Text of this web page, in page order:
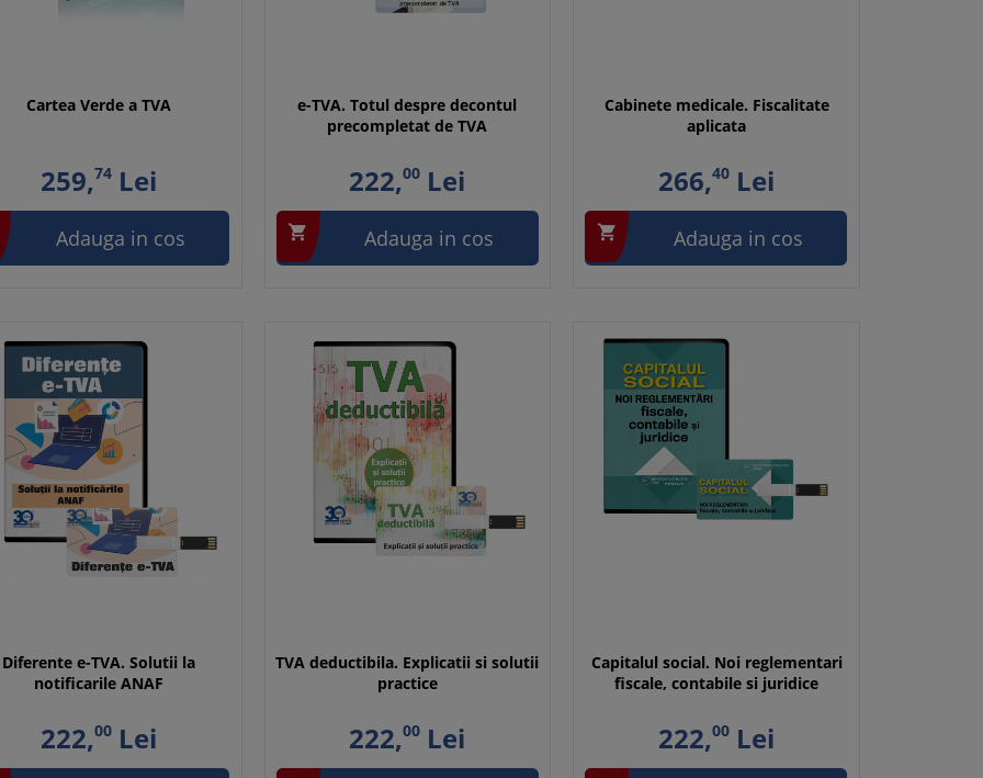
Cartea Verde a TVA
259,74Lei
Adauga in cos
e-TVA. Totul despre decontul
precompletat de TVA
222,00 Lei
 Adauga in cos
Cabinete medicale. Fiscalitate
aplicata
266,40Lei
 Adauga in cos
Diferente e-TVA. Solutii la
notificarile ANAF
222,00Lei
TVA deductibila. Explicatii si solutii
practice
222,00 Lei
Capitalul social. Noi reglementari
fiscale, contabile si juridice
222,00Lei